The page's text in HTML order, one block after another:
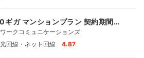
ギガ マンションプラン 契約期間な
ークコミュニケーションズ
回線・ネット回線
4.87